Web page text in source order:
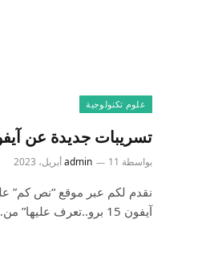
علوم تكنولوجية
تسريبات جديدة عن آيفون 15 برو..تعرف
بواسطة admin 11 أبريل، 2023
نقدم لكم عبر موقع “نص كم”
آيفون 15 برو..تعرف عليها” من…